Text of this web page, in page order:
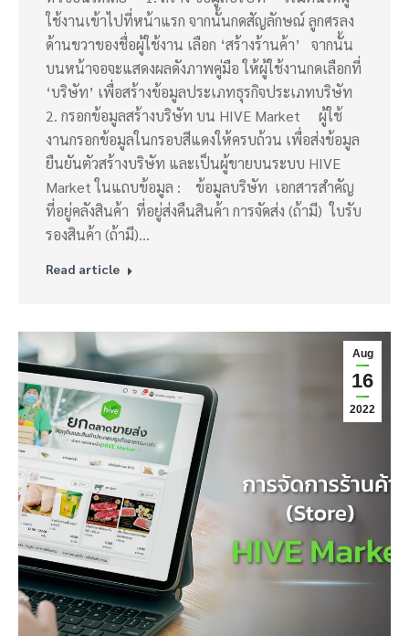
ใช้งานเข้าไปที่หน้าแรก จากนั้นกดสัญลักษณ์ ลูกศรลง
ด้านขวาของชื่อผู้ใช้งาน เลือก ‘สร้างร้านค้า’ จากนั้น
บนหน้าจอจะแสดงผลดังภาพคู่มือ ให้ผู้ใช้งานกดเลือกที่
‘บริษัท’ เพื่อสร้างข้อมูลประเภทธุรกิจประเภทบริษัท
2. กรอกข้อมูลสร้างบริษัท บน HIVE Market ผู้ใช้
งานกรอกข้อมูลในกรอบสีแดงให้ครบถ้วน เพื่อส่งข้อมูล
ยืนยันตัวสร้างบริษัท และเป็นผู้ขายบนระบบ HIVE
Market ในแถบข้อมูล : ข้อมูลบริษัท เอกสารสำคัญ
ที่อยู่คลังสินค้า ที่อยู่ส่งคืนสินค้า การจัดส่ง (ถ้ามี) ใบรับ
รองสินค้า (ถ้ามี)…
Read article
Aug
16
2022